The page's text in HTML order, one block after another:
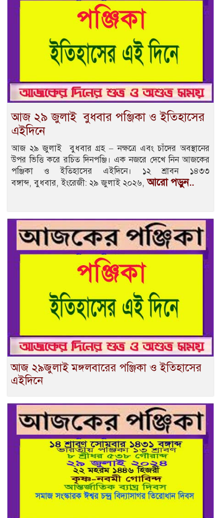
আজ ২৯ জুলাই বুধবার পঞ্জিকা ও ইতিহাসের
এইদিনে
আজ ২৯ জুলাই বুধবার গ্রহ – নক্ষত্রে এবং চাঁদের অবস্থানের
উপর ভিত্তি করে রচিত দিনপঞ্জি। এক নজরে দেখে নিন আজকের
পঞ্জিকা ও ইতিহাসের এইদিনে। ১২ শ্রাবন ১৪৩৩
বঙ্গাব্দ, বুধবার, ইংরেজী: ২৯ জুলাই ২০২৬,আরো পড়ুন..
আজ ২৯জুলাই মঙ্গলবারের পঞ্জিকা ও ইতিহাসের
এইদিনে